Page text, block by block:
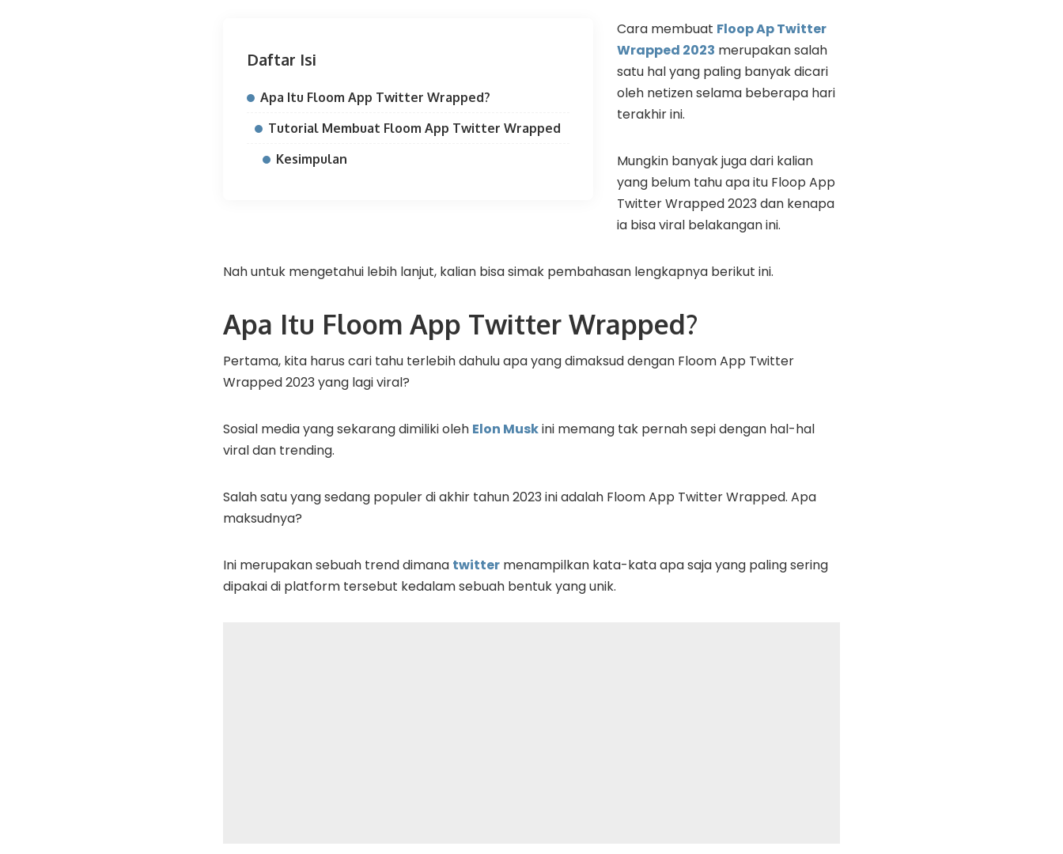
Daftar Isi
Apa Itu Floom App Twitter Wrapped?
Tutorial Membuat Floom App Twitter Wrapped
Kesimpulan
Cara membuat Floop Ap Twitter
Wrapped 2023 merupakan salah
satu hal yang paling banyak dicari
oleh netizen selama beberapa hari
terakhir ini.
Mungkin banyak juga dari kalian
yang belum tahu apa itu Floop App
Twitter Wrapped 2023 dan kenapa
ia bisa viral belakangan ini.
Nah untuk mengetahui lebih lanjut, kalian bisa simak pembahasan lengkapnya berikut ini.
Apa Itu Floom App Twitter Wrapped?
Pertama, kita harus cari tahu terlebih dahulu apa yang dimaksud dengan Floom App Twitter
Wrapped 2023 yang lagi viral?
Sosial media yang sekarang dimiliki oleh Elon Muskini memang tak pernah sepi dengan hal-hal
viral dan trending.
Salah satu yang sedang populer di akhir tahun 2023 ini adalah Floom App Twitter Wrapped. Apa
maksudnya?
Ini merupakan sebuah trend dimana twitter menampilkan kata-kata apa saja yang paling sering
dipakai di platform tersebut kedalam sebuah bentuk yang unik.